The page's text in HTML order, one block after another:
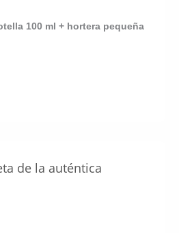
100 ml + hortera pequeña
de la auténtica